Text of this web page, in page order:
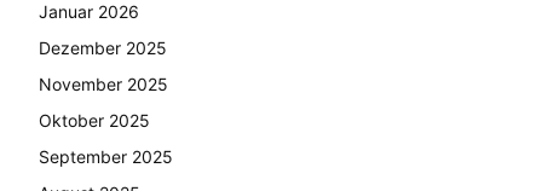
Januar 2026
Dezember 2025
November 2025
Oktober 2025
September 2025